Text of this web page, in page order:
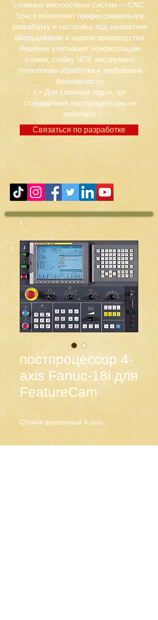
сложных многоосевых систем — CNC-
Space выполняет профессиональную
разработку и настройку под конкретное
оборудование и задачи производства.
Решения учитывают конфигурацию
станка, стойку ЧПУ, инструмент,
технологию обработки и требования
безопасности.
👉 Для сложных задач, где
стандартные постпроцессоры не
работают.
Связаться по разработке
постпроцессор 4-
axis Fanuc-18i для
FeatureCam
Станок фрезерный 4-axis